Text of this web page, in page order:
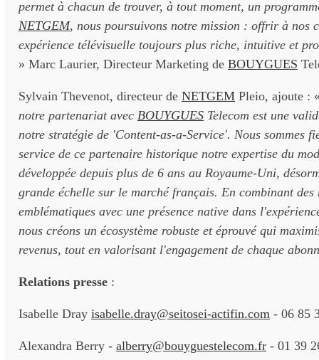
permet à chacun de trouver, à tout moment, un
NETGEM, nous poursuivons notre mission : offrir à nos
expérience télévisuelle toujours plus riche, intuitive et
» Marc Laurier, Directeur Marketing de BOUYGUES
Sylvain Thevenot, directeur de NETGEM Pleio, ajoute :
notre partenariat avec BOUYGUES Telecom est une
notre stratégie de 'Content-as-a-Service'. Nous sommes
service de ce partenaire historique notre expertise du
développée depuis plus de 6 ans au Royaume-Uni,
grande échelle sur le marché français. En combinant des
emblématiques avec une présence native dans
nous créons un écosystème robuste et éprouvé qui
revenus, tout en valorisant l'engagement de chaque
Relations presse :
Isabelle Dray isabelle.dray@seitosei-actifin.com - 06 85
Alexandra Berry - alberry@bouyguestelecom.fr - 01 39